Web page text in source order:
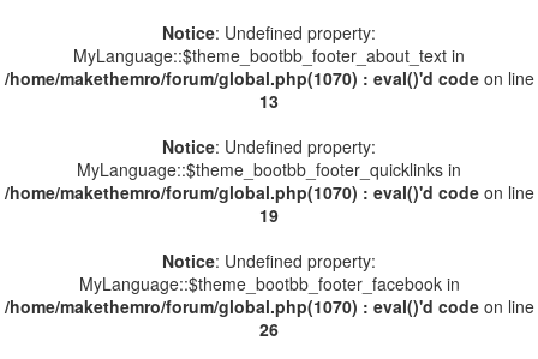
Notice: Undefined property:
MyLanguage::$theme_bootbb_footer_about_text in
/home/makethemro/forum/global.php(1070) : eval()'d codeon line
13
Notice: Undefined property:
MyLanguage::$theme_bootbb_footer_quicklinks in
/home/makethemro/forum/global.php(1070) : eval()'d codeon line
19
Notice: Undefined property:
MyLanguage::$theme_bootbb_footer_facebook in
/home/makethemro/forum/global.php(1070) : eval()'d codeon line
26